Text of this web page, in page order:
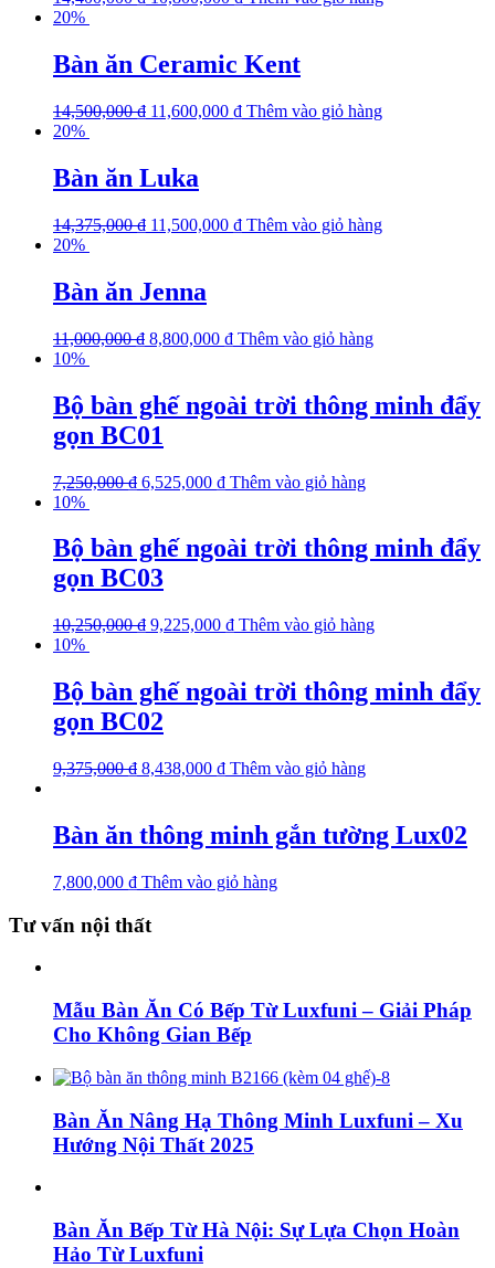
20%
Bàn ăn Ceramic Kent
14,500,000₫ 11,600,000 ₫ Thêm vào giỏ hàng
20%
Bàn ăn Luka
14,375,000₫ 11,500,000 ₫ Thêm vào giỏ hàng
20%
Bàn ăn Jenna
11,000,000₫ 8,800,000 ₫ Thêm vào giỏ hàng
10%
Bộ bàn ghế ngoài trời thông minh đẩy
gọn BC01
7,250,000₫ 6,525,000 ₫ Thêm vào giỏ hàng
10%
Bộ bàn ghế ngoài trời thông minh đẩy
gọn BC03
10,250,000₫ 9,225,000 ₫ Thêm vào giỏ hàng
10%
Bộ bàn ghế ngoài trời thông minh đẩy
gọn BC02
9,375,000₫ 8,438,000 ₫ Thêm vào giỏ hàng
Bàn ăn thông minh gắn tường Lux02
7,800,000 ₫ Thêm vào giỏ hàng
Tư vấn nội thất
Mẫu Bàn Ăn Có Bếp Từ Luxfuni – Giải Pháp
Cho Không Gian Bếp
Bàn Ăn Nâng Hạ Thông Minh Luxfuni – Xu
Hướng Nội Thất 2025
Bàn Ăn Bếp Từ Hà Nội: Sự Lựa Chọn Hoàn
Hảo Từ Luxfuni